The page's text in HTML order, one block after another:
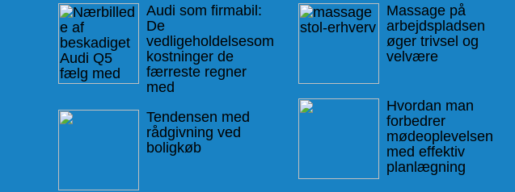
Audi som firmabil:
De
vedligeholdelsesom
kostninger de
færreste regner
med
Tendensen med
rådgivning ved
boligkøb
Massage på
arbejdspladsen
øger trivsel og
velvære
Hvordan man
forbedrer
mødeoplevelsen
med effektiv
planlægning